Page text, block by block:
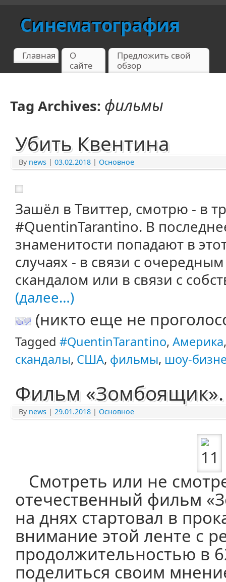
Синематография
Главная
О
сайте
Предложить свой
обзор
Tag Archives: фильмы
Убить Квентина
By news | 03.02.2018 | Основное
Зашёл в Твиттер, смотрю - в
#QuentinTarantino. В
знаменитости попадают в
случаях - в связи с
скандалом или в связи с
(далее…)
(никто еще не
Tagged #QuentinTarantino, Америка
скандалы, США, фильмы, шоу-
Фильм
By news | 29.01.2018 | Основное
Смотреть или не
отечественный фильм
на днях стартовал в
внимание этой ленте с
продолжительностью в
поделиться своим